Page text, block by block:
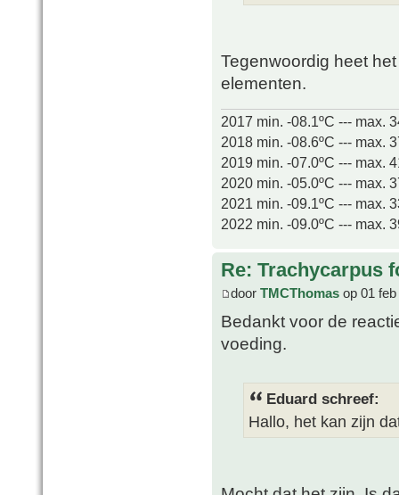
Tegenwoordig heet
elementen.
2017 min. -08.1ºC --- max.
2018 min. -08.6ºC --- max.
2019 min. -07.0ºC --- max.
2020 min. -05.0ºC --- max.
2021 min. -09.1ºC --- max.
2022 min. -09.0ºC --- max.
Re: Trachycarpus
door TMCThomas op 01
Bedankt voor de
voeding.
Eduard schreef:
Hallo, het kan zijn